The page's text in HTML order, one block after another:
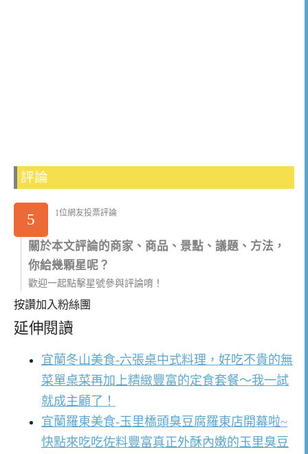
評論
5 1位網友投票評論
關於本文評論的商家、商品、景點、議題、方法，
你給幾顆星呢？
歡迎一起點擊星號參與評論唷！
按讚加入粉絲團
延伸閱讀
宜蘭冬山美食-六張桌中式料理，好吃不貴的無
菜單桌菜再加上精緻豐富的定食套餐～我一試
就成主顧了！
宜蘭羅東美食-玉里橋頭臭豆腐羅東店開幕啦~
快點來吃吃佐料豐富真正外酥內嫩的玉里臭豆